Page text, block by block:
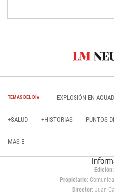
TEMAS DEL DÍA EXPLOSIÓN EN
+SALUD +HISTORIAS PUNTOS
MAS E
Edición:
Propietario:
Director: Juan